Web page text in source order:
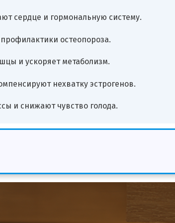
сердце и гормональную систему.
остеопороза.
и ускоряет метаболизм.
нехватку эстрогенов.
и снижают чувство голода.